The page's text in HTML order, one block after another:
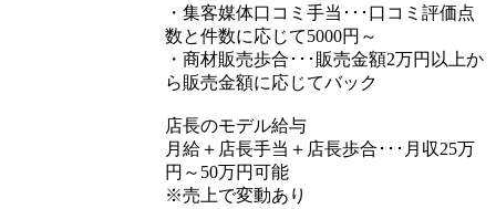
・集客媒体口コミ手当･･･口コミ評価点
数と件数に応じて5000円～
・商材販売歩合･･･販売金額2万円以上か
ら販売金額に応じてバック
店長のモデル給与
月給＋店長手当＋店長歩合･･･月収25万
円～50万円可能
※売上で変動あり